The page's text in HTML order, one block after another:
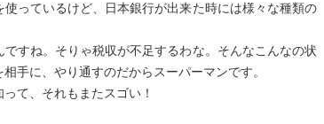
っているけど、日本銀行が出来た時には様々な種類の
すね。そりゃ税収が不足するわな。そんなこんなの状
手に、やり通すのだからスーパーマンです。
て、それもまたスゴい！